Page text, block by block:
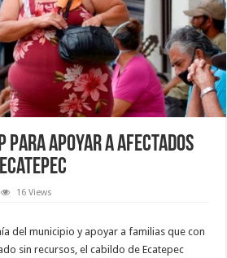
para apoyar a afectados
16 Views
del municipio y apoyar a familias que con
sin recursos, el cabildo de Ecatepec